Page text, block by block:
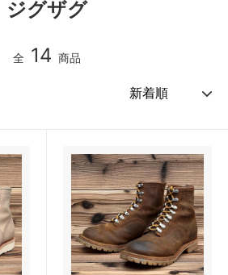
ジグザグ
全 14 商品